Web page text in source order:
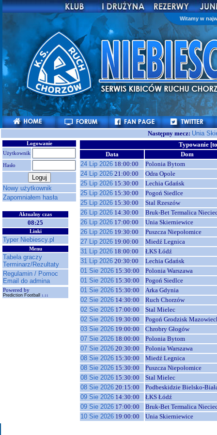
Witamy w
Następny mecz: Unia
Logowanie
Użytkownik
Hasło
Nowy użytkownik
Zapomniałem hasła
Aktualny czas
08:25
Linki
Typer Niebiescy.pl
Menu
Tabela graczy
Terminarz/Rezultaty
Regulamin / Pomoc
Email do admina
Powered by
Prediction Football 1.11
Typowanie
Data
Dom
24 Lip 2026 18:00:00
Polonia Bytom
24 Lip 2026 21:00:00
Odra Opole
25 Lip 2026 15:30:00
Lechia Gdańsk
25 Lip 2026 15:30:00
Pogoń Siedlce
25 Lip 2026 15:30:00
Stal Rzeszów
26 Lip 2026 14:30:00
Bruk-Bet Termalica
26 Lip 2026 17:00:00
Unia Skierniewice
26 Lip 2026 19:30:00
Puszcza Niepołomice
27 Lip 2026 19:00:00
Miedź Legnica
31 Lip 2026 18:00:00
ŁKS Łódź
31 Lip 2026 20:30:00
Lechia Gdańsk
01 Sie 2026 15:30:00
Polonia Warszawa
01 Sie 2026 15:30:00
Pogoń Siedlce
01 Sie 2026 15:30:00
Arka Gdynia
02 Sie 2026 14:30:00
Ruch Chorzów
02 Sie 2026 17:00:00
Stal Mielec
02 Sie 2026 19:30:00
Pogoń Grodzisk
03 Sie 2026 19:00:00
Chrobry Głogów
07 Sie 2026 18:00:00
Polonia Bytom
07 Sie 2026 20:30:00
Polonia Warszawa
08 Sie 2026 15:30:00
Miedź Legnica
08 Sie 2026 15:30:00
Puszcza Niepołomice
08 Sie 2026 15:30:00
Stal Mielec
08 Sie 2026 20:15:00
Podbeskidzie Bielsko-
09 Sie 2026 14:30:00
ŁKS Łódź
09 Sie 2026 17:00:00
Bruk-Bet Termalica
10 Sie 2026 19:00:00 Unia Skierniewice